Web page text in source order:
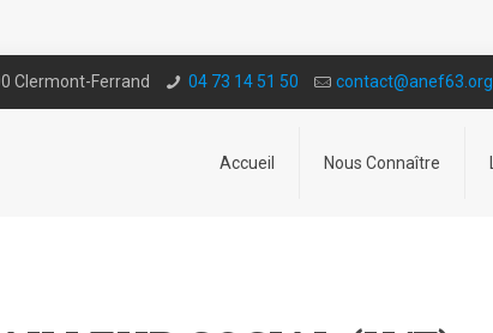
Clermont-Ferrand 04 73 14 51 50 contact@a­nef63.org
Accueil Nous Connaître